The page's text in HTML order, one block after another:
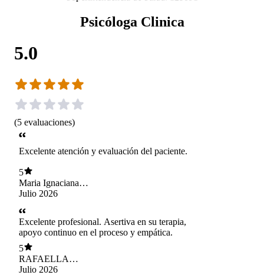
Psicóloga Clinica
5.0
(5 evaluaciones)
Excelente atención y evaluación del paciente.
5
Maria Ignaciana
Barria Jaramillo
Julio 2026
Excelente profesional. Asertiva en su terapia,
apoyo continuo en el proceso y empática.
5
RAFAELLA
NEVENKA
Julio 2026